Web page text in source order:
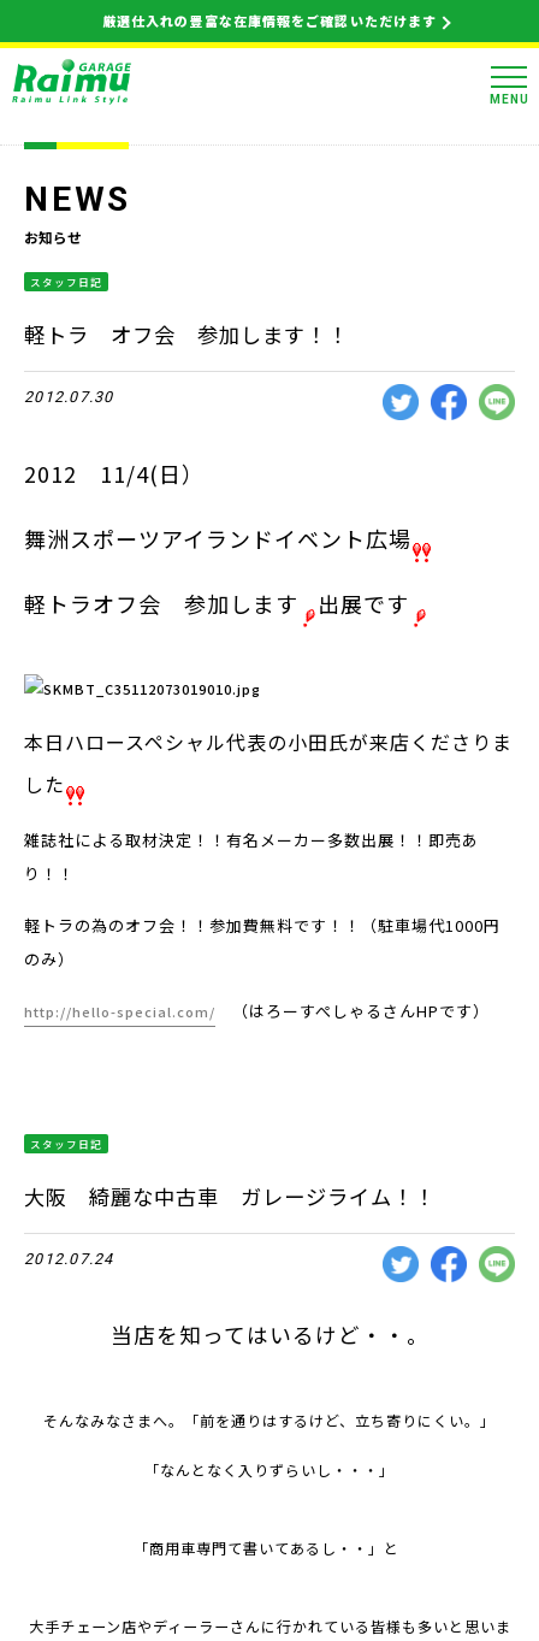
厳選仕入れの豊富な在庫情報をご確認いただけます
MENU
NEWS
お知らせ
スタッフ日記
軽トラ オフ会 参加します！！
2012.07.30
2012 11/4(日）
舞洲スポーツアイランドイベント広場
軽トラオフ会 参加します 出展です
本日ハロースペシャル代表の小田氏が来店くださりま
した
雑誌社による取材決定！！有名メーカー多数出展！！即売あ
り！！
軽トラの為のオフ会！！参加費無料です！！（駐車場代1000円
のみ）
http://hello-special.com/ （はろーすぺしゃるさんHPです）
スタッフ日記
大阪 綺麗な中古車 ガレージライム！！
2012.07.24
当店を知ってはいるけど・・。
そんなみなさまへ。「前を通りはするけど、立ち寄りにくい。」
「なんとなく入りずらいし・・・」
｢商用車専門て書いてあるし・・」と
大手チェーン店やディーラーさんに行かれている皆様も多いと思いま